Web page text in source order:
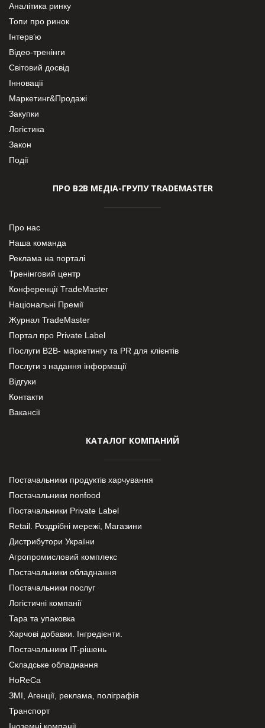
Аналітика ринку
Топи про ринок
Інтерв’ю
Відео-тренінги
Світовий досвід
Інновації
Маркетинг&Продажі
Закупки
Логістика
Закон
Події
ПРО В2В МЕДІА-ГРУПУ TRADEMASTER
Про нас
Наша команда
Реклама на порталі
Тренінговий центр
Конференції TradeMaster
Національні Премії
Журнал TradeMaster
Портал про Private Label
Послуги В2В- маркетингу та PR для клієнтів
Послуги з надання інформації
Відгуки
Контакти
Вакансії
КАТАЛОГ КОМПАНИЙ
Постачальники продуктів харчування
Постачальники nonfood
Постачальники Private Label
Retail. Роздрібні мережі, Магазини
Дистрибутори України
Агропромисловий комплекс
Постачальники обладнання
Постачальники послуг
Логістичні компанії
Тара та упаковка
Харчові добавки. Інгредієнти.
Постачальники IT-рішень
Складське обладнання
HoReCa
ЗМІ, Агенції, реклама, поліграфія
Транспорт
Іноземні компанії